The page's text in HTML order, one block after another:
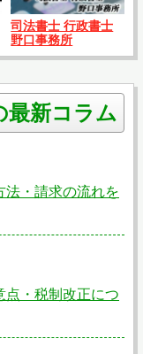
司法書士 行政書士
野口事務所
最新コラム
法・請求の流れを
点・税制改正につ